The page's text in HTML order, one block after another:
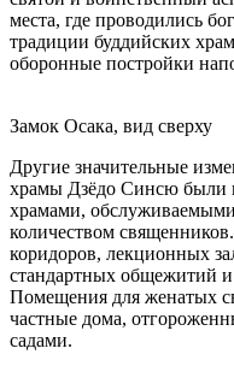
места, где проводились
традиции буддийских
оборонные постройки
Замок Осака, вид сверху
Другие значительные
храмы Дзёдо Синсю были
храмами,
количеством
коридоров, лекционных
стандартных общежитий
Помещения для женатых
частные дома,
садами.